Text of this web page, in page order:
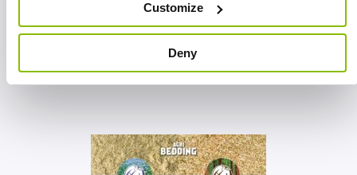
Customize
Deny